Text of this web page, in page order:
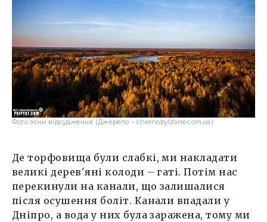
Фото зони відсудження (Джерело – chernobylzone.com.ua)
Де торфовища були слабкі, ми накладати
великі дерев'яні колоди – гаті. Потім нас
перекинули на канали, що залишалися
після осушення боліт. Канали впадали у
Дніпро, а вода у них була заражена, тому ми